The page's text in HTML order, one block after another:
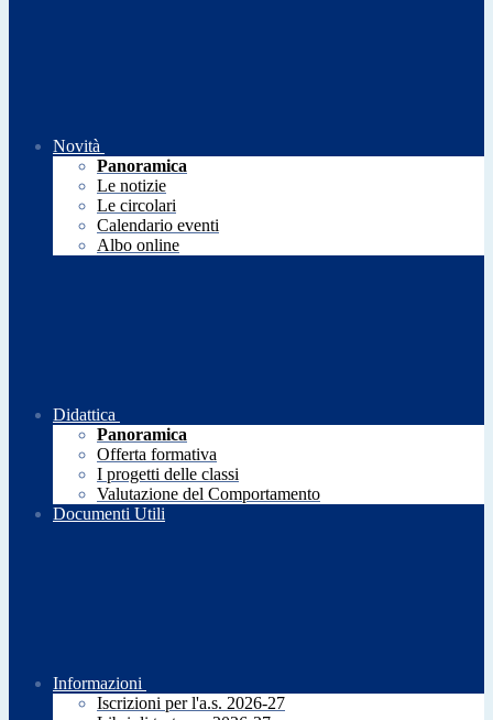
Novità
Panoramica
Le notizie
Le circolari
Calendario eventi
Albo online
Didattica
Panoramica
Offerta formativa
I progetti delle classi
Valutazione del Comportamento
Documenti Utili
Informazioni
Iscrizioni per l'a.s. 2026-27